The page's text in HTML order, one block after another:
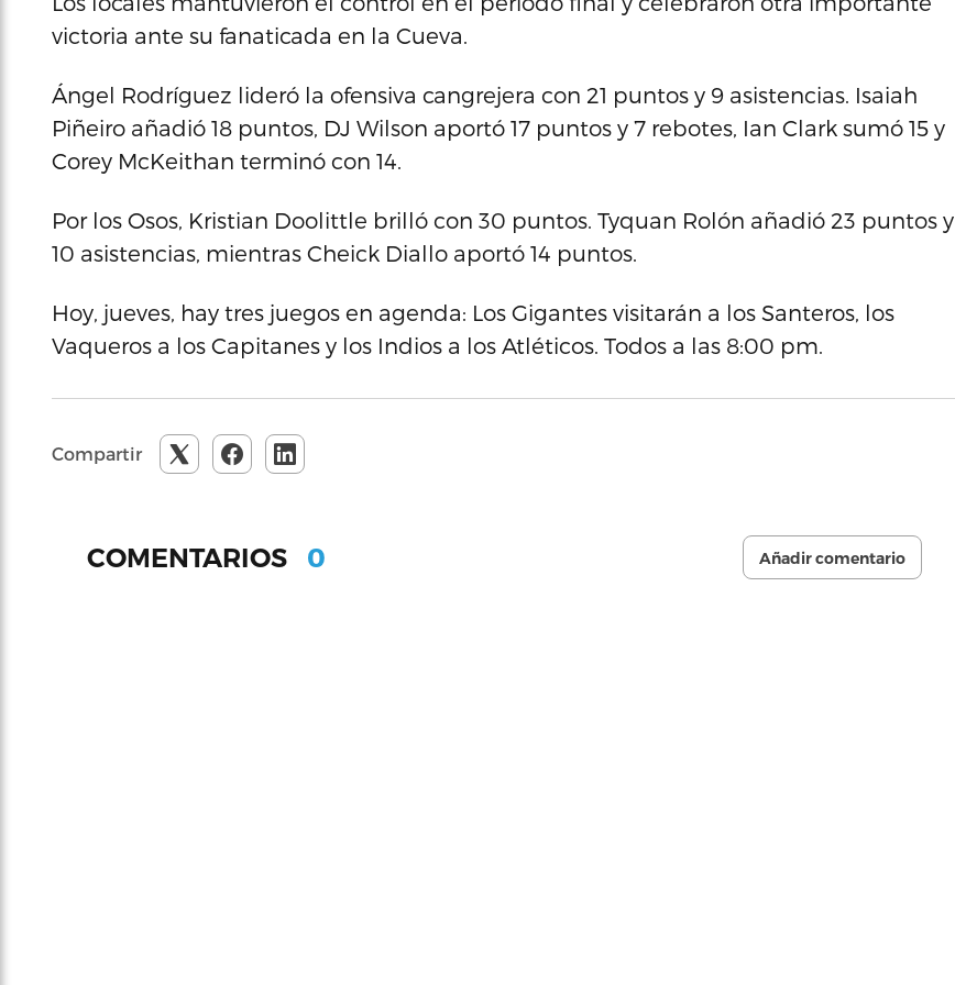
victoria ante su fanaticada en la Cueva.
Ángel Rodríguez lideró la ofensiva cangrejera con 21 puntos y 9 asistencias. Isaiah
Piñeiro añadió 18 puntos, DJ Wilson aportó 17 puntos y 7 rebotes, Ian Clark sumó 15 y
Corey McKeithan terminó con 14.
Por los Osos, Kristian Doolittle brilló con 30 puntos. Tyquan Rolón añadió 23 puntos y
10 asistencias, mientras Cheick Diallo aportó 14 puntos.
Hoy, jueves, hay tres juegos en agenda: Los Gigantes visitarán a los Santeros, los
Vaqueros a los Capitanes y los Indios a los Atléticos. Todos a las 8:00 pm.
Compartir
COMENTARIOS 0 Añadir comentario